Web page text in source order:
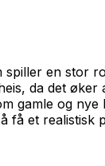
en stor
da det
gamle og
få et realistisk